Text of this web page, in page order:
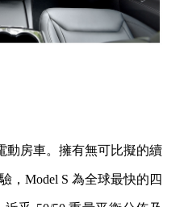
動房車。擁有無可比擬的續
，Model S 為全球最快的四